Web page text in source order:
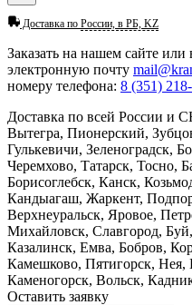
Доставка по России, в РБ, KZ
Заказать на нашем сайте или
электронную почту
номеру телефона: 8 (351)
Доставка по всей России и
Вытегра, Пионерский,
Гулькевичи, Зеленоградск,
Черемхово, Татарск, Тосно,
Борисоглебск, Канск,
Кандыагаш, Жаркент,
Верхнеуральск, Яровое,
Михайловск, Славгород,
Казалинск, Емва, Бобров,
Камешково, Пятигорск, Нея,
Каменогорск, Вольск,
Оставить заявку